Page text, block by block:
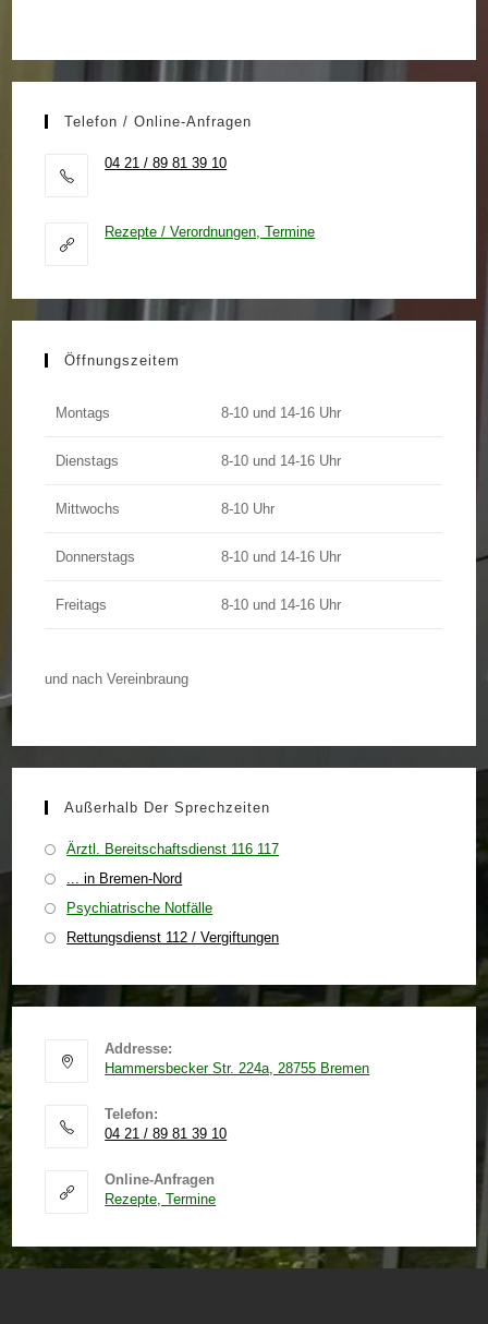
Telefon / Online-Anfragen
04 21 / 89 81 39 10
Rezepte / Verordnungen, Termine
Öffnungszeitem
Montags 8-10 und 14-16 Uhr
Dienstags 8-10 und 14-16 Uhr
Mittwochs 8-10 Uhr
Donnerstags 8-10 und 14-16 Uhr
Freitags 8-10 und 14-16 Uhr
und nach Vereinbraung
Außerhalb Der Sprechzeiten
Ärztl. Bereitschaftsdienst 116 117
... in Bremen-Nord
Psychiatrische Notfälle
Rettungsdienst 112 / Vergiftungen
Addresse:
Hammersbecker Str. 224a, 28755 Bremen
Telefon:
04 21 / 89 81 39 10
Online-Anfragen
Rezepte, Termine